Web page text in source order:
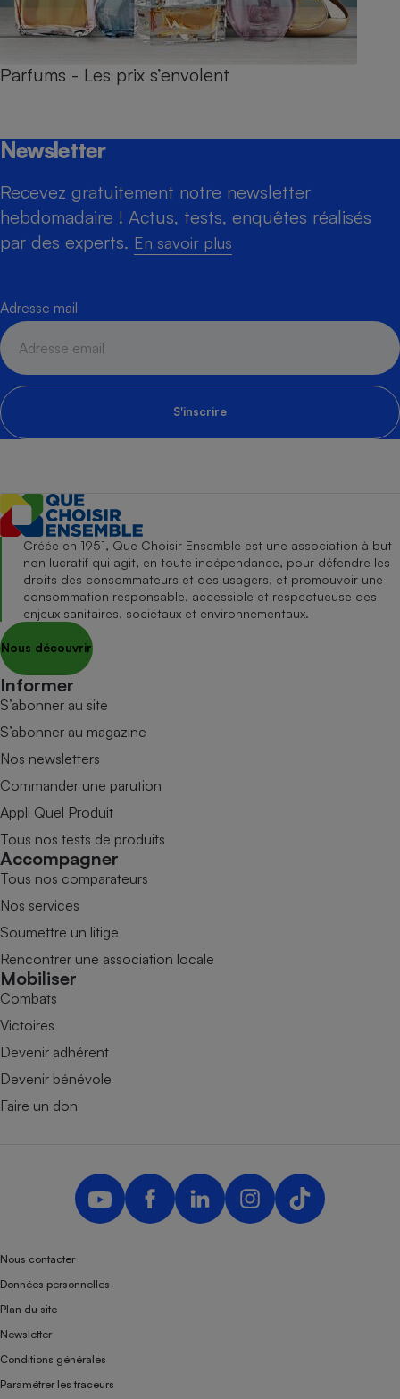
Parfums - Les prix s’envolent
Newsletter
Recevez gratuitement notre newsletter
hebdomadaire ! Actus, tests, enquêtes réalisés
par des experts. En savoir plus
Adresse mail
S'inscrire
Créée en 1951, Que Choisir Ensemble est une association à but
non lucratif qui agit, en toute indépendance, pour défendre les
droits des consommateurs et des usagers, et promouvoir une
consommation responsable, accessible et respectueuse des
enjeux sanitaires, sociétaux et environnementaux.
Nous découvrir
Informer
S’abonner au site
S’abonner au magazine
Nos newsletters
Commander une parution
Appli Quel Produit
Tous nos tests de produits
Accompagner
Tous nos comparateurs
Nos services
Soumettre un litige
Rencontrer une association locale
Mobiliser
Combats
Victoires
Devenir adhérent
Devenir bénévole
Faire un don
Nous contacter
Données personnelles
Plan du site
Newsletter
Conditions générales
Paramétrer les traceurs